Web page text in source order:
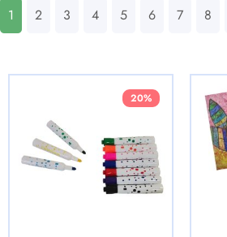
1 2 3 4 5 6 7 8
20%